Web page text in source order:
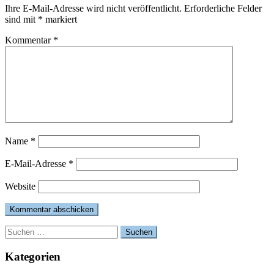
Ihre E-Mail-Adresse wird nicht veröffentlicht. Erforderliche Felder
sind mit * markiert
Kommentar *
Name *
E-Mail-Adresse *
Website
Suchen
nach:
Kategorien